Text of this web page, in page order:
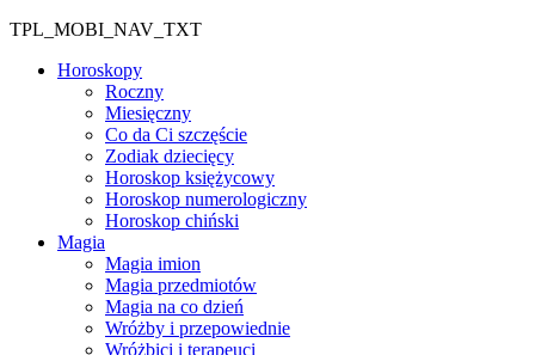
TPL_MOBI_NAV_TXT
Horoskopy
Roczny
Miesięczny
Co da Ci szczęście
Zodiak dziecięcy
Horoskop księżycowy
Horoskop numerologiczny
Horoskop chiński
Magia
Magia imion
Magia przedmiotów
Magia na co dzień
Wróżby i przepowiednie
Wróżbici i terapeuci